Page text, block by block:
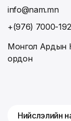
info@nam.mn
+(976) 7000-
Монгол Ардын
ордон
Нийслэлийн